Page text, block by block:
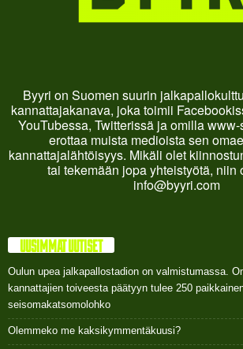
Byyri on Suomen suurin
kannattajakanava, joka toimii
YouTubessa, Twitterissä ja omilla
erottaa muista medioista sen
kannattajalähtöisyys. Mikäli olet
tai tekemään jopa yhteistyötä, niin
info@byyri.com
UUSIMMAT UUTISET
Oulun upea jalkapallostadion on valmistumassa.
kannattajien toiveesta päätyyn tulee 250
seisomakatsomolohko
Olemmeko me kaksikymmentäkuusi?